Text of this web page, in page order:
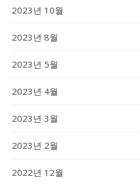
2023년 10월
2023년 8월
2023년 5월
2023년 4월
2023년 3월
2023년 2월
2022년 12월